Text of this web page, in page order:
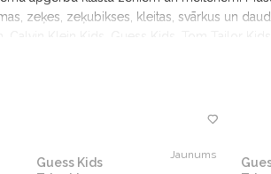
zeķes, zeķubikses, kleitas, svārkus un
Jaunums
Guess Kids